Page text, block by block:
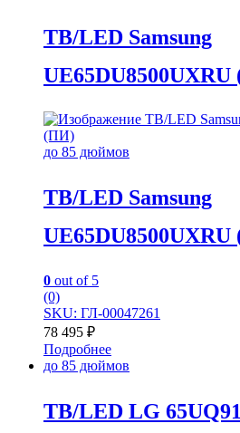
TB/LED Samsung
до 85 дюймов
TB/LED Samsung
0 out of 5
(0)
SKU: ГЛ-00047261
78 495 ₽
Подробнее
до 85 дюймов
TB/LED LG